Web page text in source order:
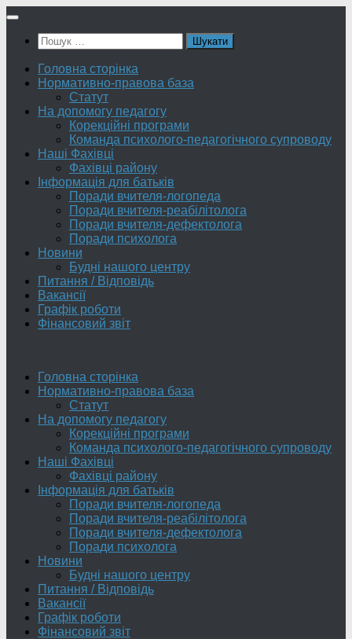
Skip
contentПошук:
Головна сторінка
Нормативно-правова база
Статут
На допомогу педагогу
Корекційні програми
Команда психолого-педагогічного супроводу
Наші Фахівці
Фахівці району
Інформація для батьків
Поради вчителя-логопеда
Поради вчителя-реабілітолога
Поради вчителя-дефектолога
Поради психолога
Новини
Будні нашого центру
Питання / Відповідь
Вакансії
Графік роботи
Фінансовий звіт
Головна сторінка
Нормативно-правова база
Статут
На допомогу педагогу
Корекційні програми
Команда психолого-педагогічного супроводу
Наші Фахівці
Фахівці району
Інформація для батьків
Поради вчителя-логопеда
Поради вчителя-реабілітолога
Поради вчителя-дефектолога
Поради психолога
Новини
Будні нашого центру
Питання / Відповідь
Вакансії
Графік роботи
Фінансовий звіт